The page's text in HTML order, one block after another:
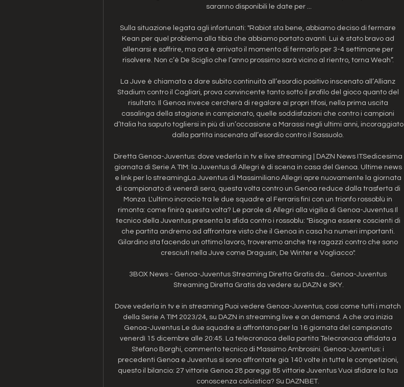
saranno disponibili le date per ...
Sulla situazione legata agli infortunati: "Rabiot sta bene, abbiamo deciso di fermare
Kean per quel problema alla tibia che abbiamo portato avanti. Lui è stato bravo ad
allenarsi e soffrire, ma ora è arrivato il momento di fermarlo per 3-4 settimane per
risolvere. Non c’è De Sciglio che l’anno prossimo sarà vicino al rientro, torna Weah”.
La Juve è chiamata a dare subito continuità all’esordio positivo inscenato all’Allianz
Stadium contro il Cagliari, prova convincente tanto sotto il profilo del gioco quanto del
risultato. Il Genoa invece cercherà di regalare ai propri tifosi, nella prima uscita
casalinga della stagione in campionato, quelle soddisfazioni che contro i campioni
d’Italia ha saputo togliersi in più di un’occasione a Marassi negli ultimi anni, incoraggiato
dalla partita inscenata all’esordio contro il Sassuolo.
Diretta Genoa-Juventus: dove vederla in tv e live streaming | DAZN News ITSedicesima
giornata di Serie A TIM: la Juventus di Allegri è di scena in casa del Genoa. Ultime news
e link per lo streamingLa Juventus di Massimiliano Allegri apre nuovamente la giornata
di campionato di venerdì sera, questa volta contro un Genoa reduce dalla trasferta di
Monza. L'ultimo incrocio tra le due squadre al Ferraris finì con un trionfo rossoblù in
rimonta: come finirà questa volta? Le parole di Allegri alla vigilia di Genoa-Juventus Il
tecnico della Juventus presenta la sfida contro i rossoblu: "Bisogna essere coscienti di
che partita andremo ad affrontare visto che il Genoa in casa ha numeri importanti.
Gilardino sta facendo un ottimo lavoro, troveremo anche tre ragazzi contro che sono
cresciuti nella Juve come Dragusin, De Winter e Vogliacco".
3BOX News - Genoa-Juventus Streaming Diretta Gratis da... Genoa-Juventus
Streaming Diretta Gratis da vedere su DAZN e SKY.
Dove vederla in tv e in streaming Puoi vedere Genoa-Juventus, così come tutti i match
della Serie A TIM 2023/24, su DAZN in streaming live e on demand. A che ora inizia
Genoa-Juventus Le due squadre si affrontano per la 16 giornata del campionato
venerdì 15 dicembre alle 20:45. La telecronaca della partita Telecronaca affidata a
Stefano Borghi, commento tecnico di Massimo Ambrosini. Genoa-Juventus: i
precedenti Genoa e Juventus si sono affrontate già 140 volte in tutte le competizioni,
questo il bilancio: 27 vittorie Genoa 28 pareggi 85 vittorie Juventus Vuoi sfidare la tua
conoscenza calcistica? Su DAZNBET.